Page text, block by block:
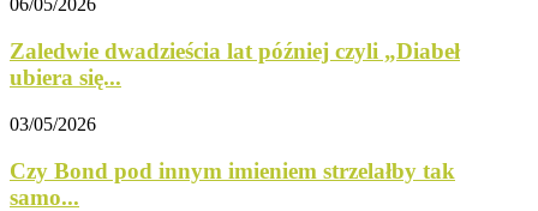
06/05/2026
Zaledwie dwadzieścia lat później czyli „Diabeł
ubiera się...
03/05/2026
Czy Bond pod innym imieniem strzelałby tak
samo...